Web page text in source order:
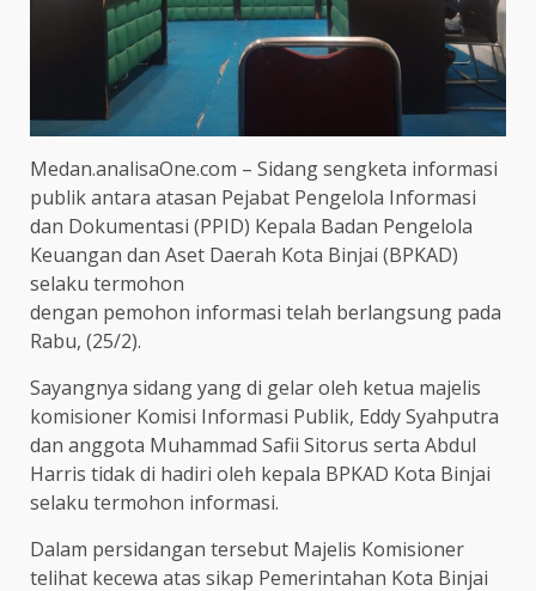
Medan.analisaOne.com – Sidang sengketa informasi
publik antara atasan Pejabat Pengelola Informasi
dan Dokumentasi (PPID) Kepala Badan Pengelola
Keuangan dan Aset Daerah Kota Binjai (BPKAD)
selaku termohon
dengan pemohon informasi telah berlangsung pada
Rabu, (25/2).
Sayangnya sidang yang di gelar oleh ketua majelis
komisioner Komisi Informasi Publik, Eddy Syahputra
dan anggota Muhammad Safii Sitorus serta Abdul
Harris tidak di hadiri oleh kepala BPKAD Kota Binjai
selaku termohon informasi.
Dalam persidangan tersebut Majelis Komisioner
telihat kecewa atas sikap Pemerintahan Kota Binjai